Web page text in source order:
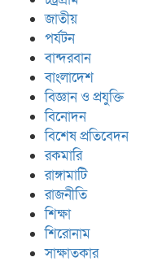
জাতীয়
পর্যটন
বান্দরবান
বাংলাদেশ
বিজ্ঞান ও প্রযুক্তি
বিনোদন
বিশেষ প্রতিবেদন
রকমারি
রাঙ্গামাটি
রাজনীতি
শিক্ষা
শিরোনাম
সাক্ষাতকার